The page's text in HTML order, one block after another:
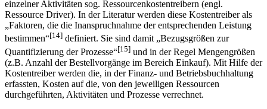
einzelner Aktivitäten sog. Ressourcenkostentreibern (engl.
Ressource Driver). In der Literatur werden diese Kostentreiber als
„Faktoren, die die Inanspruchnahme der entsprechenden Leistung
bestimmen“[14] definiert. Sie sind damit „Bezugsgrößen zur
Quantifizierung der Prozesse“[15] und in der Regel Mengengrößen
(z.B. Anzahl der Bestellvorgänge im Bereich Einkauf). Mit Hilfe der
Kostentreiber werden die, in der Finanz- und Betriebsbuchhaltung
erfassten, Kosten auf die, von den jeweiligen Ressourcen
durchgeführten, Aktivitäten und Prozesse verrechnet.